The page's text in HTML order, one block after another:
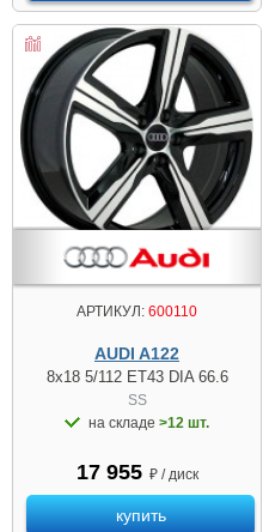
АРТИКУЛ: 600110
AUDI A122
8x18 5/112 ET43 DIA 66.6
SS
на складе >12 шт.
17 955 ₽ / диск
купить